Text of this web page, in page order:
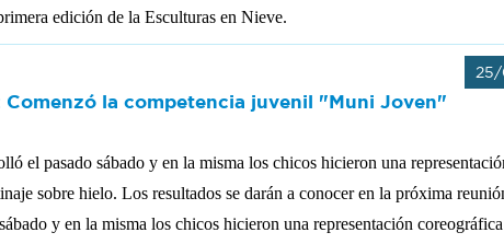
edición de la Esculturas en Nieve.
25/
Comenzó la competencia juvenil "Muni Joven"
el pasado sábado y en la misma los chicos hicieron una
sobre hielo. Los resultados se darán a conocer en la próxima
y en la misma los chicos hicieron una representación